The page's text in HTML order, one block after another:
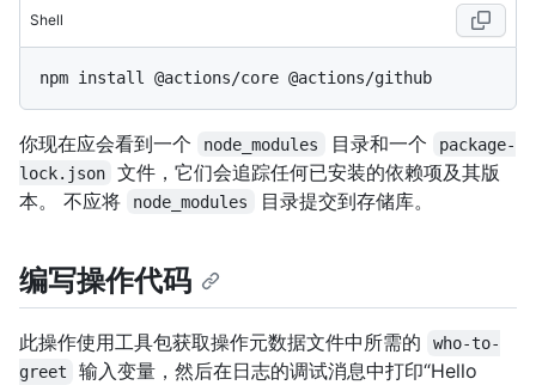
Shell
你现在应会看到一个 node_modules 目录和一个
package-
lock.json
文件，它们会追踪任何已安装的依赖项及其版
本。 不应将
node_modules 目录提交到存储库。
编写操作代码
此操作使用工具包获取操作元数据文件中所需的
who-to-
greet
输入变量，然后在日志的调试消息中打印“Hello